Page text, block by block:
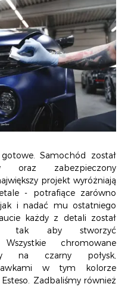
Samochód został
oraz zabezpieczony
projekt wyróżniają
- potrafiące zarówno
i nadać mu ostatniego
każdy z detali został
tak aby stworzyć
chromowane
na czarny połysk,
w tym kolorze
Zadbaliśmy również